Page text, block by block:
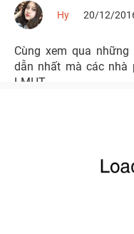
Hy 20/12/
Cùng xem qua
dẫn nhất mà các nhà
LMHT.